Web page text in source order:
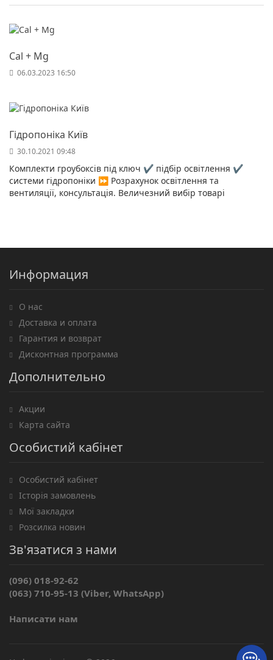
Cal + Mg
06.03.2023 16:50
Гідропоніка Київ
30.10.2021 09:48
Комплекти гроубоксів під ключ ✔️ підбір освітлення ✔️
системи гідропоніки ⏩ Розрахунок освітлення та
вентиляції, консультація. Величезний вибір товарі
Информация
О нас
Доставка и оплата
Гарантия и возврат
Дисконтная программа
Дополнительно
Акции
Карта сайта
Особистий кабінет
Особистий кабінет
Історія замовлень
Мої закладки
Розсилка новин
Зв'язатися з нами
(096) 018-92-62
(063) 710-95-13 (Viber, WhatsApp)
Написати нам